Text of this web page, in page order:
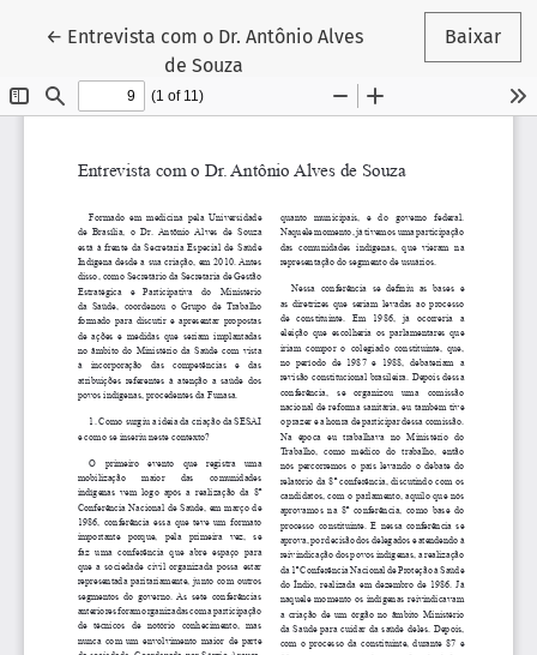
← Voltar aos Detalhes do Artigo
Entrevista com o Dr. Antônio Alves
de Souza
Baixar